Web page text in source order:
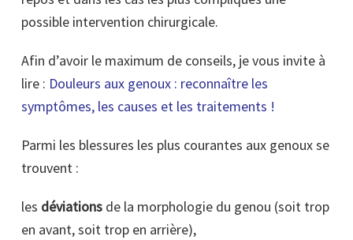
possible intervention chirurgicale.
Afin d’avoir le maximum de conseils, je vous invite à
lire : Douleurs aux genoux : reconnaître les
symptômes, les causes et les traitements !
Parmi les blessures les plus courantes aux genoux se
trouvent :
les déviations de la morphologie du genou (soit trop
en avant, soit trop en arrière),